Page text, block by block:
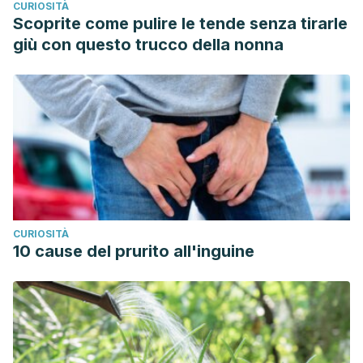
CURIOSITÀ
Scoprite come pulire le tende senza tirarle
giù con questo trucco della nonna
CURIOSITÀ
10 cause del prurito all'inguine